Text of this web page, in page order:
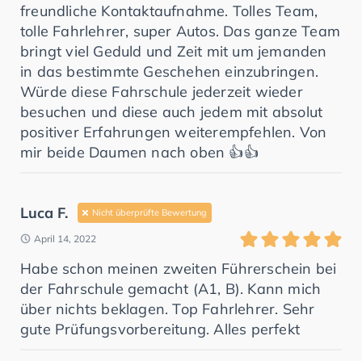
freundliche Kontaktaufnahme. Tolles Team,
tolle Fahrlehrer, super Autos. Das ganze Team
bringt viel Geduld und Zeit mit um jemanden
in das bestimmte Geschehen einzubringen.
Würde diese Fahrschule jederzeit wieder
besuchen und diese auch jedem mit absolut
positiver Erfahrungen weiterempfehlen. Von
mir beide Daumen nach oben 👍👍
Luca F. Nicht überprüfte Bewertung
April 14, 2022
Habe schon meinen zweiten Führerschein bei
der Fahrschule gemacht (A1, B). Kann mich
über nichts beklagen. Top Fahrlehrer. Sehr
gute Prüfungsvorbereitung. Alles perfekt